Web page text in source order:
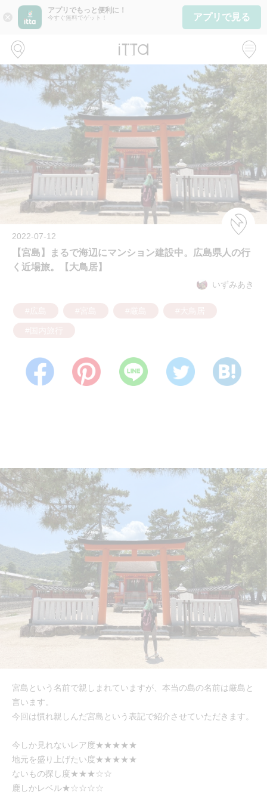
close
アプリでもっと便利に！
今すぐ無料でゲット！ アプリで見る
2022-07-12
【宮島】まるで海辺にマンション建設中。広島県人の行
く近場旅。【大鳥居】
いずみあき
宮島という名前で親しまれていますが、本当の島の名前は厳島と
言います。
今回は慣れ親しんだ宮島という表記で紹介させていただきます。
今しか見れないレア度★★★★★
地元を盛り上げたい度★★★★★
ないもの探し度★★★☆☆
鹿しかレベル★☆☆☆☆